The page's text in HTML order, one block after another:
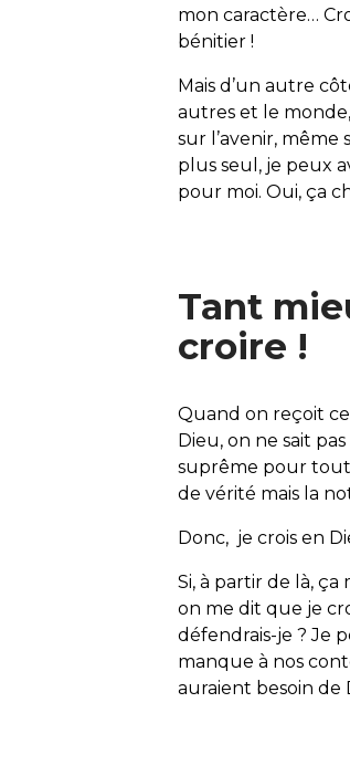
mon caractère…
bénitier !
Mais d’un autre
autres et le
sur l’avenir, même
plus seul, je peux
pour moi. Oui, ça
Tant
croire !
Quand on reçoit
Dieu, on ne sait
suprême pour tout
de vérité mais la
Donc, je crois en
Si, à partir de là,
on me dit que je
défendrais-je ? Je
manque à nos
auraient besoin de